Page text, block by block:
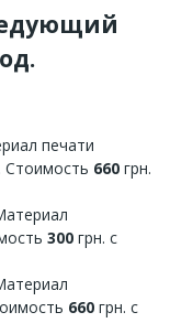
печати
Стоимость 660 грн.
300 грн. с
660 грн. с